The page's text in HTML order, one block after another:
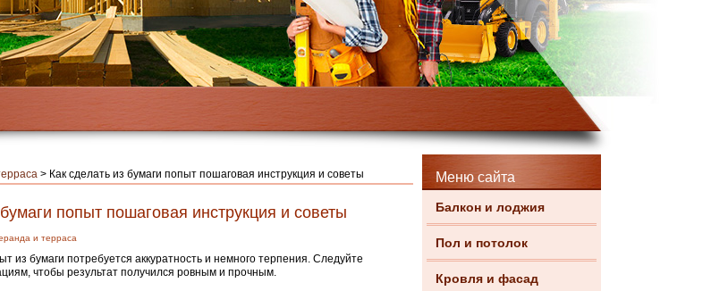
Меню сайта
Балкон и лоджия
Пол и потолок
Кровля и фасад
> Как сделать из бумаги попыт пошаговая инструкция и советы
попыт пошаговая инструкция и советы
и терраса
из бумаги потребуется аккуратность и немного терпения. Следуйте
чтобы результат получился ровным и прочным.